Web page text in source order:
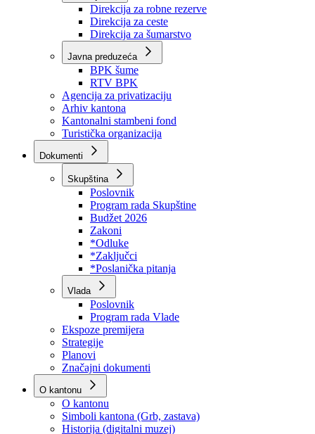
Kantonalna uprava civilne zaštite
Direkcije
Direkcija za robne rezerve
Direkcija za ceste
Direkcija za šumarstvo
Javna preduzeća
BPK šume
RTV BPK
Agencija za privatizaciju
Arhiv kantona
Kantonalni stambeni fond
Turistička organizacija
Dokumenti
Skupština
Poslovnik
Program rada Skupštine
Budžet 2026
Zakoni
*Odluke
*Zaključci
*Poslanička pitanja
Vlada
Poslovnik
Program rada Vlade
Ekspoze premijera
Strategije
Planovi
Značajni dokumenti
O kantonu